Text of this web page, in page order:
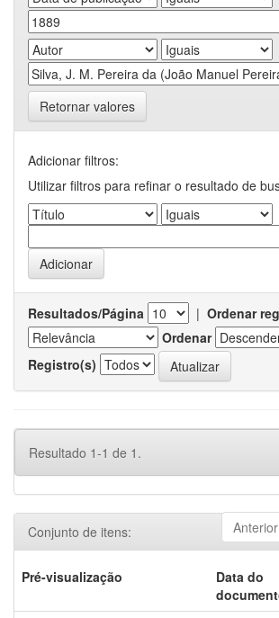
Retornar valores
Adicionar filtros:
Utilizar filtros para refinar o resultado de
Resultados/Página | Ordenar
Ordenar
Registro(s)
Resultado 1-1 de 1.
Anterior
Conjunto de itens:
Pré-visualização
Data do